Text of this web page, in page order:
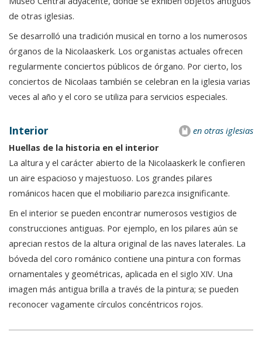
de otras iglesias.
Se desarrolló una tradición musical en torno a los numerosos
órganos de la Nicolaaskerk. Los organistas actuales ofrecen
regularmente conciertos públicos de órgano. Por cierto, los
conciertos de Nicolaas también se celebran en la iglesia varias
veces al año y el coro se utiliza para servicios especiales.
en otras iglesias
Interior
Huellas de la historia en el interior
La altura y el carácter abierto de la Nicolaaskerk le confieren
un aire espacioso y majestuoso. Los grandes pilares
románicos hacen que el mobiliario parezca insignificante.
En el interior se pueden encontrar numerosos vestigios de
construcciones antiguas. Por ejemplo, en los pilares aún se
aprecian restos de la altura original de las naves laterales. La
bóveda del coro románico contiene una pintura con formas
ornamentales y geométricas, aplicada en el siglo XIV. Una
imagen más antigua brilla a través de la pintura; se pueden
reconocer vagamente círculos concéntricos rojos.